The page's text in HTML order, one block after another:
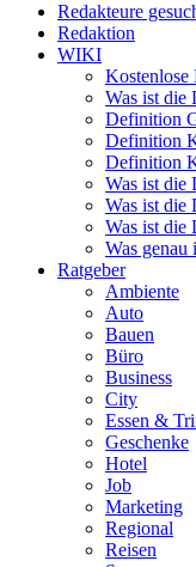
Redakteure
Redaktion
WIKI
Kostenlose
Was ist die
Definition
Definition
Definition
Was ist die
Was ist die
Was ist die
Was genau
Ratgeber
Ambiente
Auto
Bauen
Büro
Business
City
Essen &
Geschenke
Hotel
Job
Marketing
Regional
Reisen